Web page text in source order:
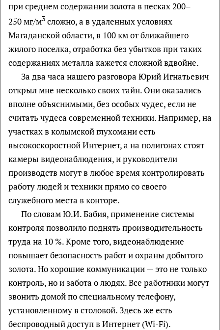
при среднем содержании золота в песках 200–
250 мг/м3 сложно, а в удаленных условиях
Магаданской области, в 100 км от ближайшего
жилого поселка, отработка без убытков при таких
содержаниях металла кажется сложной вдвойне.
За два часа нашего разговора Юрий Игнатьевич
открыл мне несколько своих тайн. Они оказались
вполне объяснимыми, без особых чудес, если не
считать чудеса современной техники. Например, на
участках в колымской глухомани есть
высокоскоростной Интернет, а на полигонах стоят
камеры видеонаблюдения, и руководители
производств могут в любое время контролировать
работу людей и техники прямо со своего
служебного места в конторе.
По словам Ю.И. Бабия, применение системы
контроля позволило поднять производительность
труда на 10 %. Кроме того, видеонаблюдение
повышает безопасность работ и охраны добытого
золота. Но хорошие коммуникации — это не только
контроль, но и забота о людях. Все работники могут
звонить домой по специальному телефону,
установленному в столовой. Здесь же есть
беспроводный доступ в Интернет (Wi-Fi).